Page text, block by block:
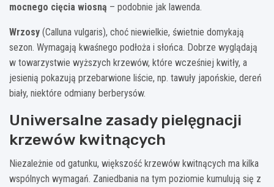
mocnego cięcia wiosną – podobnie jak lawenda.
Wrzosy (Calluna vulgaris), choć niewielkie, świetnie domykają
sezon. Wymagają kwaśnego podłoża i słońca. Dobrze wyglądają
w towarzystwie wyższych krzewów, które wcześniej kwitły, a
jesienią pokazują przebarwione liście, np. tawuły japońskie, dereń
biały, niektóre odmiany berberysów.
Uniwersalne zasady pielęgnacji
krzewów kwitnących
Niezależnie od gatunku, większość krzewów kwitnących ma kilka
wspólnych wymagań. Zaniedbania na tym poziomie kumulują się z